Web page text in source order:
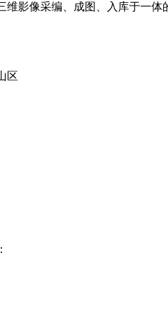
像采编、成图、入库于一体的
区